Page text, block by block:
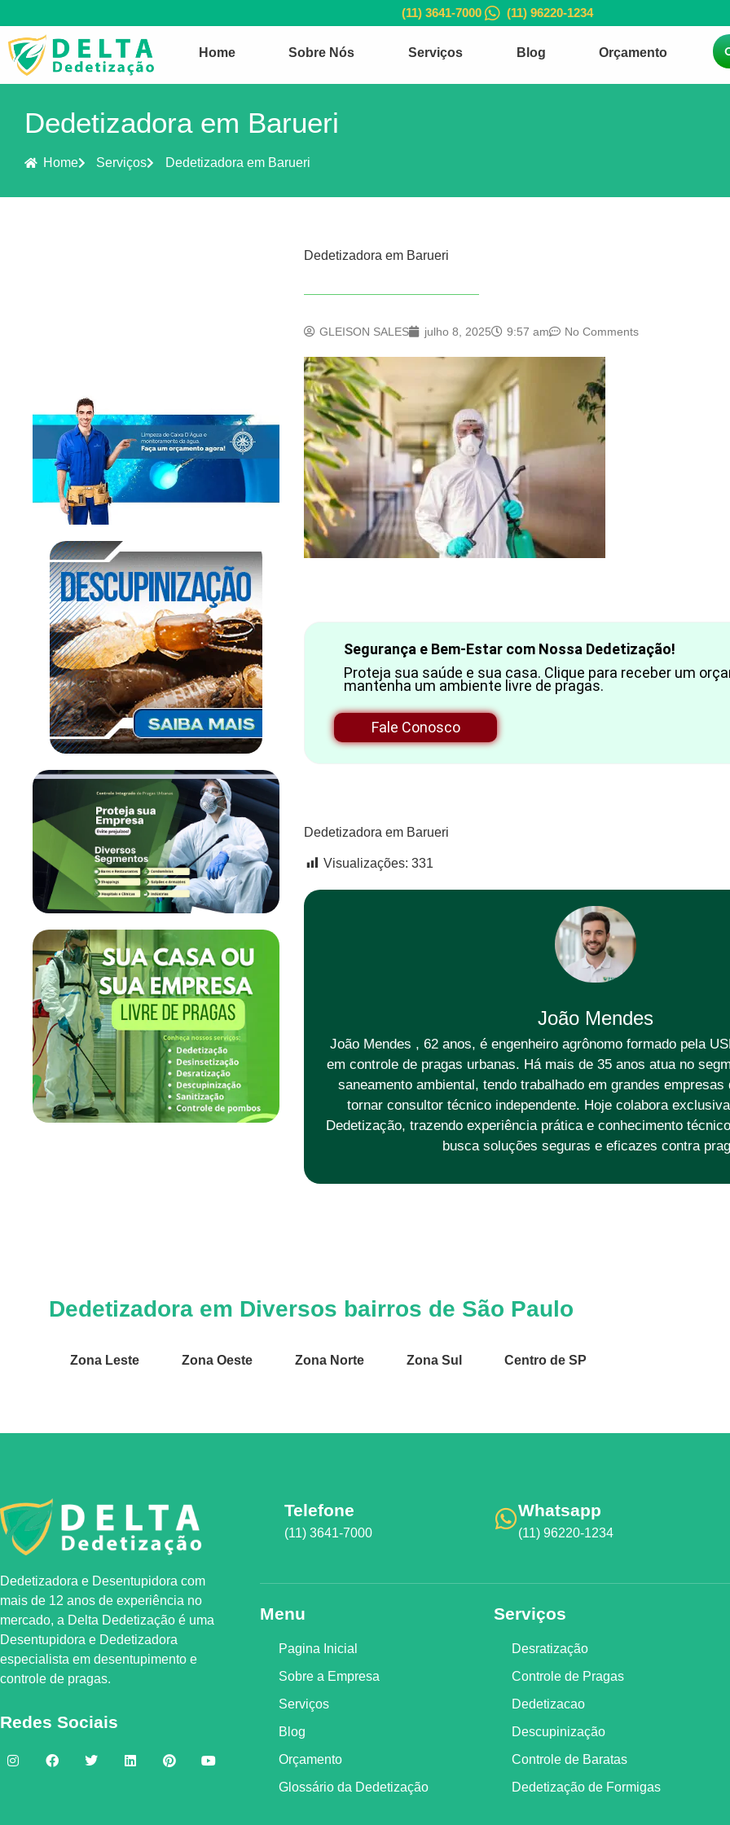
(11) 3641-7000 (11) 96220-1234
Home Sobre Nós Serviços Blog Orçamento
Dedetizadora em Barueri
Home Serviços Dedetizadora em Barueri
Dedetizadora em Barueri
GLEISON SALES julho 8, 2025 9:57 am No Comments
Segurança e Bem-Estar com Nossa Dedetização!
Proteja sua saúde e sua casa. Clique para receber um
mantenha um ambiente livre de pragas.
Fale Conosco
Dedetizadora em Barueri
Visualizações: 331
João Mendes
João Mendes , 62 anos, é engenheiro agrônomo formado pela
em controle de pragas urbanas. Há mais de 35 anos atua no
saneamento ambiental, tendo trabalhado em grandes
tornar consultor técnico independente. Hoje colabora
Dedetização, trazendo experiência prática e conhecimento
busca soluções seguras e eficazes contra
Dedetizadora em Diversos bairros de São Paulo
Zona Leste Zona Oeste Zona Norte Zona Sul Centro de SP
Dedetizadora e Desentupidora com
mais de 12 anos de experiência no
mercado, a Delta Dedetização é uma
Desentupidora e Dedetizadora
especialista em desentupimento e
controle de pragas.
Redes Sociais
Telefone
(11) 3641-7000
Whatsapp
(11) 96220-1234
Menu
Pagina Inicial
Sobre a Empresa
Serviços
Blog
Orçamento
Glossário da Dedetização
Serviços
Desratização
Controle de Pragas
Dedetizacao
Descupinização
Controle de Baratas
Dedetização de Formigas